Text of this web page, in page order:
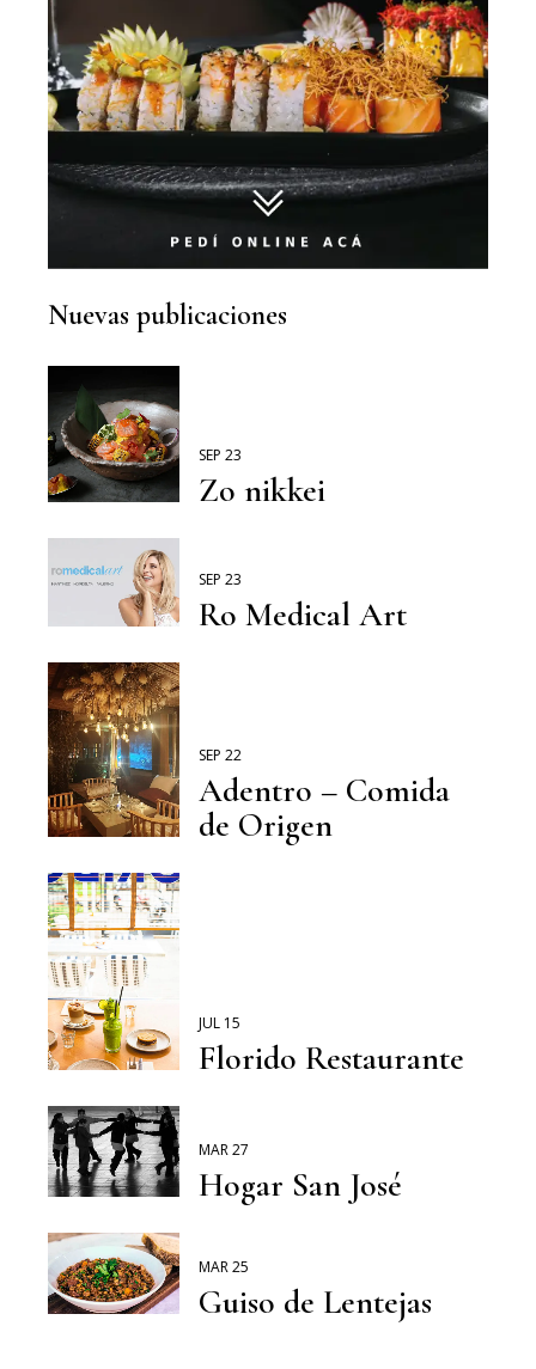
Nuevas publicaciones
SEP 23
Zo nikkei
SEP 23
Ro Medical Art
SEP 22
Adentro – Comida
de Origen
JUL 15
Florido Restaurante
MAR 27
Hogar San José
MAR 25
Guiso de Lentejas